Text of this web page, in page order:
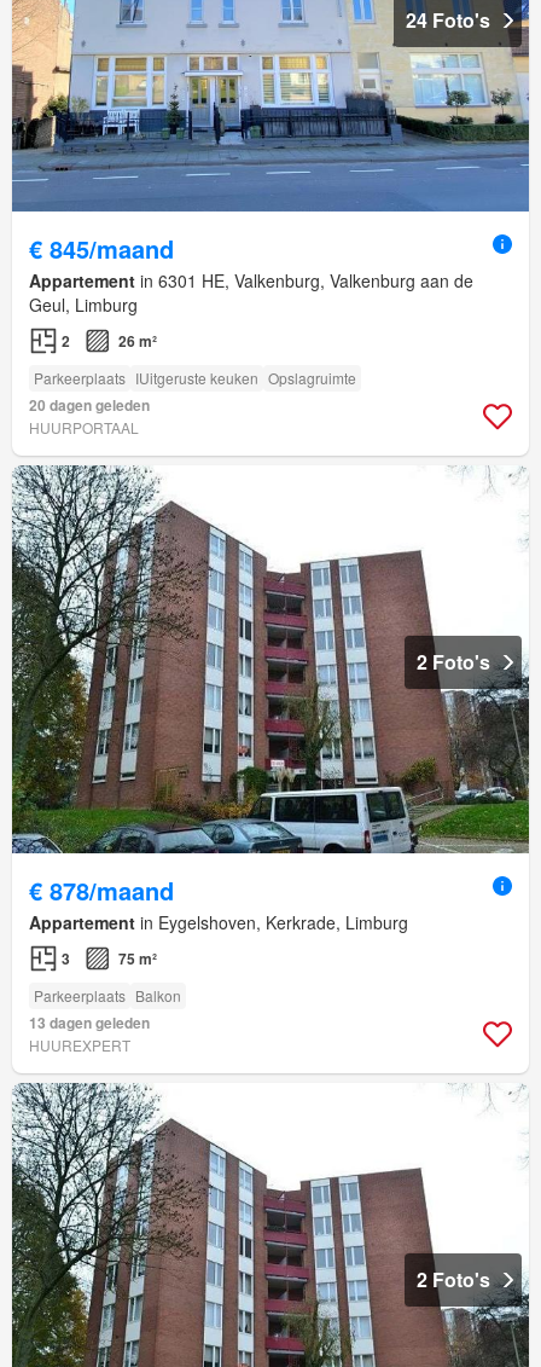
24 Foto's
€ 845/maand
Appartement in 6301 HE, Valkenburg, Valkenburg aan de
Geul, Limburg
2 26 m²
Parkeerplaats IUitgeruste keuken Opslagruimte
20 dagen geleden
HUURPORTAAL
2 Foto's
€ 878/maand
Appartement in Eygelshoven, Kerkrade, Limburg
3 75 m²
Parkeerplaats Balkon
13 dagen geleden
HUUREXPERT
2 Foto's